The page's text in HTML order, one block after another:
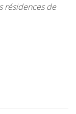
résidences de